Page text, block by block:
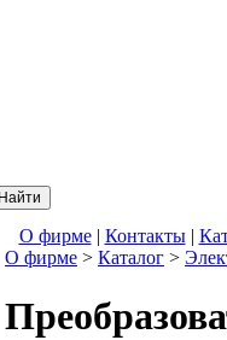
О фирме | Контакты |
О фирме > Кaталог >